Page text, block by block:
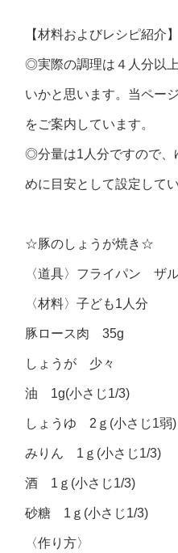
【材料およびレシピ紹介】
◎実際の調理は４人分以
いかと思います。当ペー
をご案内しています。
◎分量は1人分ですので、
めに目安として設定してい
☆豚のしょうが焼き☆
〈道具〉フライパン ザ
〈材料〉子ども1人分
豚ロース肉 35g
しょうが 少々
油 1g(小さじ1/3)
しょうゆ 2ｇ(小さじ1弱)
みりん 1ｇ(小さじ1/3)
酒 1ｇ(小さじ1/3)
砂糖 1ｇ(小さじ1/3)
〈作り方〉